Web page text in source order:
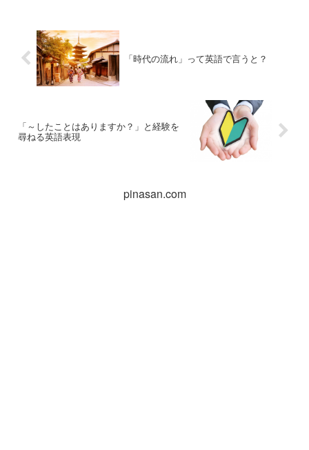
「時代の流れ」って英語で言うと？
「～したことはありますか？」と経験を
尋ねる英語表現
pinasan.com